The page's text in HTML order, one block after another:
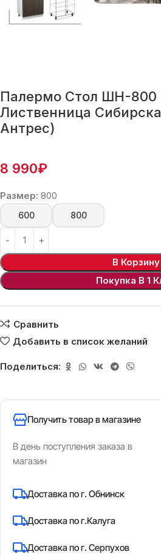
Палермо Стол ШН-800
Лиственница
Антрес)
8 990₽
Размер: 800
600 800
В Корзину
Покупка В 1
Сравнить
Добавить в список желаний
Поделиться:
Получить товар в магазине
В день поступления заказа в
магазин
Доставка по г. Обнинск
Доставка по г.Калуга
Доставка по г. Серпухов